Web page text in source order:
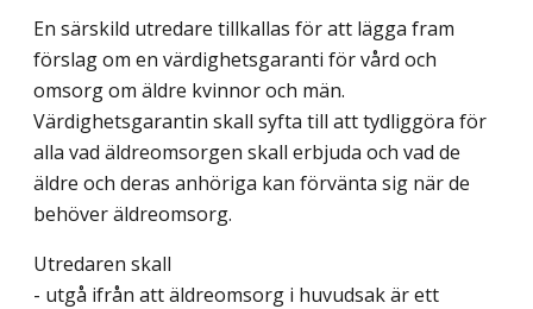
En särskild utredare tillkallas för att lägga fram
förslag om en värdighetsgaranti för vård och
omsorg om äldre kvinnor och män.
Värdighetsgarantin skall syfta till att tydliggöra för
alla vad äldreomsorgen skall erbjuda och vad de
äldre och deras anhöriga kan förvänta sig när de
behöver äldreomsorg.
Utredaren skall
- utgå ifrån att äldreomsorg i huvudsak är ett